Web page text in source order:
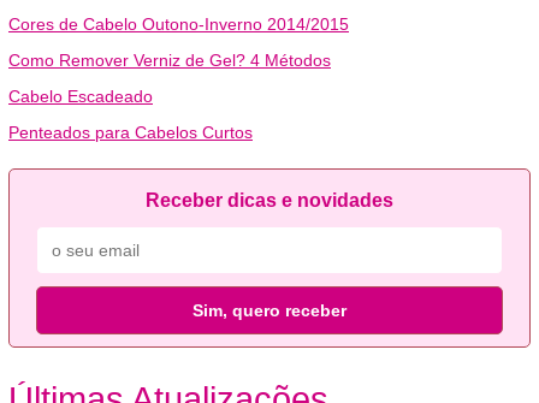
Cores de Cabelo Outono-Inverno 2014/2015
Como Remover Verniz de Gel? 4 Métodos
Cabelo Escadeado
Penteados para Cabelos Curtos
Receber dicas e novidades
Sim, quero receber